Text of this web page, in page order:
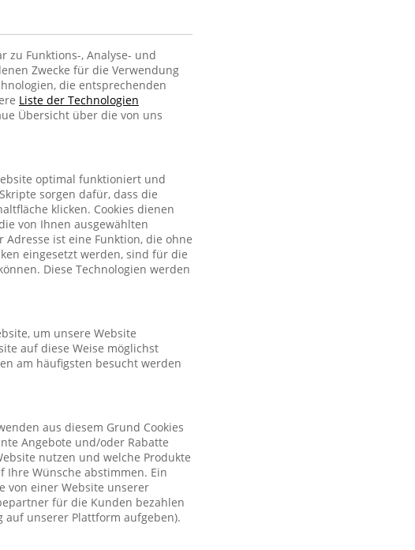
zu Funktions-, Analyse- und
Zwecke für die Verwendung
die entsprechenden
Liste der Technologien
Übersicht über die von uns
optimal funktioniert und
sorgen dafür, dass die
klicken. Cookies dienen
von Ihnen ausgewählten
ist eine Funktion, die ohne
eingesetzt werden, sind für die
Diese Technologien werden
um unsere Website
auf diese Weise möglichst
am häufigsten besucht werden
aus diesem Grund Cookies
Angebote und/oder Rabatte
nutzen und welche Produkte
Ihre Wünsche abstimmen. Ein
von einer Website unserer
für die Kunden bezahlen
auf unserer Plattform aufgeben).